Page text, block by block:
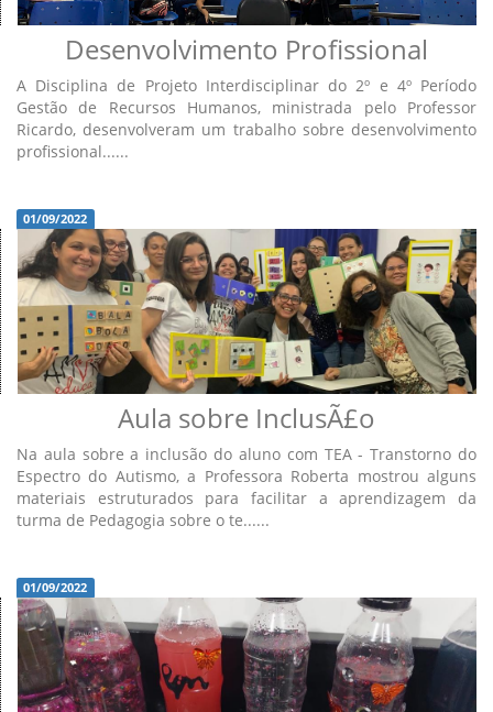
Desenvolvimento Profissional
A Disciplina de Projeto Interdisciplinar do 2º e 4º Período
Gestão de Recursos Humanos, ministrada pelo Professor
Ricardo, desenvolveram um trabalho sobre desenvolvimento
profissional......
01/09/2022
Aula sobre InclusÃ£o
Na aula sobre a inclusão do aluno com TEA - Transtorno do
Espectro do Autismo, a Professora Roberta mostrou alguns
materiais estruturados para facilitar a aprendizagem da
turma de Pedagogia sobre o te......
01/09/2022